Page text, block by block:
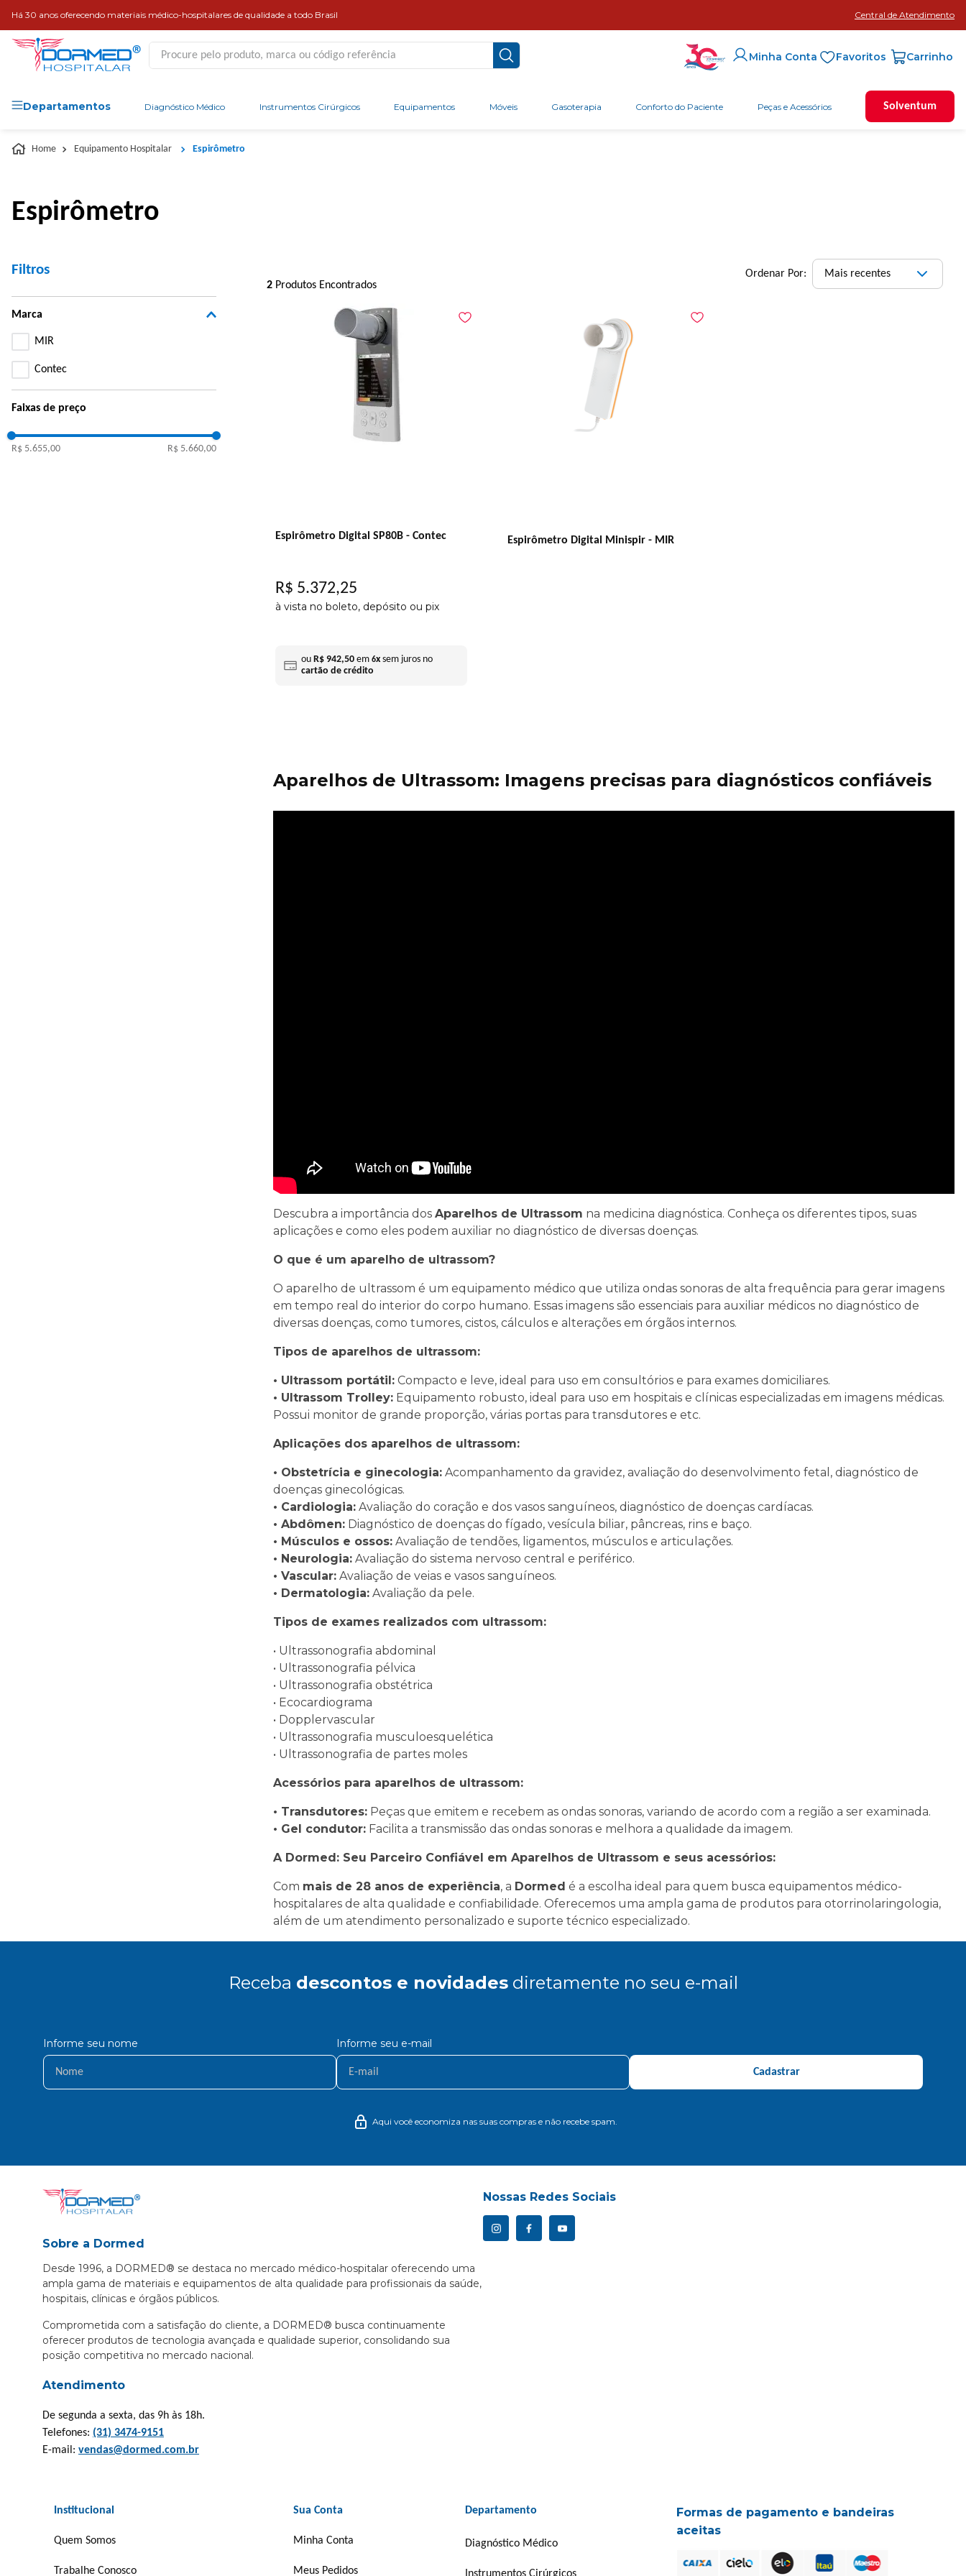
Há 30 anos oferecendo materiais médico-hospitalares de qualidade a todo Brasil Central de Atendimento
Procure pelo produto, marca ou código referência
Minha Conta Favoritos
Departamentos Diagnóstico Médico Instrumentos Cirúrgicos Equipamentos Móveis Gasoterapia Conforto do Paciente Peças e Acessórios Solventum
Equipamento Hospitalar Espirômetro
Espirômetro
Filtros
Marca
MIR
Contec
Faixas de preço
R$ 5.655,00 R$ 5.660,00
2 Produtos Encontrados
Mais recentes
Espirômetro Digital SP80B - Contec
R$ 5.372,25
à vista no boleto, depósito ou pix
ou R$ 942,50em 6xsem juros no
cartão de crédito
Espirômetro Digital Minispir - MIR
Aparelhos de Ultrassom: Imagens precisas para diagnósticos confiáveis
Descubra a importância dos Aparelhos de Ultrassom na medicina diagnóstica. Conheça os diferentes tipos, suas
aplicações e como eles podem auxiliar no diagnóstico de diversas doenças.
O que é um aparelho de ultrassom?
O aparelho de ultrassom é um equipamento médico que utiliza ondas sonoras de alta frequência para gerar imagens
em tempo real do interior do corpo humano. Essas imagens são essenciais para auxiliar médicos no diagnóstico de
diversas doenças, como tumores, cistos, cálculos e alterações em órgãos internos.
Tipos de aparelhos de ultrassom:
• Ultrassom portátil:Compacto e leve, ideal para uso em consultórios e para exames domiciliares.
• Ultrassom Trolley:Equipamento robusto, ideal para uso em hospitais e clínicas especializadas em imagens médicas.
Possui monitor de grande proporção, várias portas para transdutores e etc.
Aplicações dos aparelhos de ultrassom:
• Obstetrícia e ginecologia:Acompanhamento da gravidez, avaliação do desenvolvimento fetal, diagnóstico de
doenças ginecológicas.
• Cardiologia:Avaliação do coração e dos vasos sanguíneos, diagnóstico de doenças cardíacas.
• Abdômen:Diagnóstico de doenças do fígado, vesícula biliar, pâncreas, rins e baço.
• Músculos e ossos:Avaliação de tendões, ligamentos, músculos e articulações.
• Neurologia:Avaliação do sistema nervoso central e periférico.
• Vascular:Avaliação de veias e vasos sanguíneos.
• Dermatologia:Avaliação da pele.
Tipos de exames realizados com ultrassom:
• Ultrassonografia abdominal
• Ultrassonografia pélvica
• Ultrassonografia obstétrica
• Ecocardiograma
• Dopplervascular
• Ultrassonografia musculoesquelética
• Ultrassonografia de partes moles
Acessórios para aparelhos de ultrassom:
• Transdutores:Peças que emitem e recebem as ondas sonoras, variando de acordo com a região a ser examinada.
• Gel condutor:Facilita a transmissão das ondas sonoras e melhora a qualidade da imagem.
A Dormed: Seu Parceiro Confiável em Aparelhos de Ultrassom e seus acessórios:
Com mais de 28 anos de experiência, a Dormed é a escolha ideal para quem busca equipamentos médico-
hospitalares de alta qualidade e confiabilidade. Oferecemos uma ampla gama de produtos para otorrinolaringologia,
além de um atendimento personalizado e suporte técnico especializado.
Receba descontos e novidadesdiretamente no seu e-mail
Informe seu nome Informe seu e-mail
Cadastrar
Aqui você economiza nas suas compras e não recebe spam.
Sobre a Dormed
Desde 1996, a DORMED® se destaca no mercado médico-hospitalar oferecendo uma
ampla gama de materiais e equipamentos de alta qualidade para profissionais da saúde,
hospitais, clínicas e órgãos públicos.
Comprometida com a satisfação do cliente, a DORMED® busca continuamente
oferecer produtos de tecnologia avançada e qualidade superior, consolidando sua
posição competitiva no mercado nacional.
Atendimento
De segunda a sexta, das 9h às 18h.
Telefones: (31) 3474-9151
E-mail: vendas@dormed.com.br
Nossas Redes Sociais
Institucional
Quem Somos
Trabalhe Conosco
Sua Conta
Minha Conta
Meus Pedidos
Departamento
Diagnóstico Médico
Formas de pagamento e bandeiras
aceitas